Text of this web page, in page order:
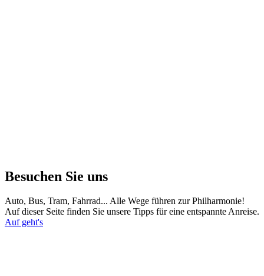
Besuchen Sie uns
Auto, Bus, Tram, Fahrrad... Alle Wege führen zur Philharmonie!
Auf dieser Seite finden Sie unsere Tipps für eine entspannte Anreise.
Auf geht's